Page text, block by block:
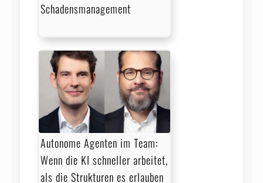
Schadensmanagement
Autonome Agenten im Team:
Wenn die KI schneller arbeitet,
als die Strukturen es erlauben